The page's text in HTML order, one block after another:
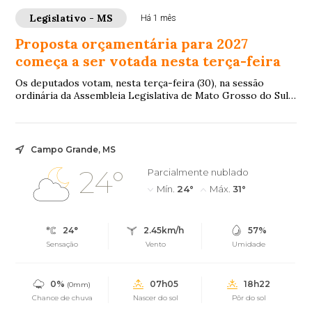
Legislativo - MS Há 1 mês
Proposta orçamentária para 2027
começa a ser votada nesta terça-feira
Os deputados votam, nesta terça-feira (30), na sessão
ordinária da Assembleia Legislativa de Mato Grosso do Sul
Campo Grande, MS
24°
Parcialmente nublado
Mín. 24° Máx. 31°
24°
Sensação
2.45km/h
Vento
57%
Umidade
0% (0mm)
Chance de chuva
07h05
Nascer do sol
18h22
Pôr do sol